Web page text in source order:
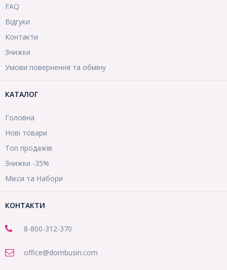
FAQ
Відгуки
Контакти
Знижки
Умови повернення та обміну
КАТАЛОГ
Головна
Нові товари
Топ продажів
Знижки -35%
Мікси та Набори
КОНТАКТИ
8-800-312-370
office@dombusin.com